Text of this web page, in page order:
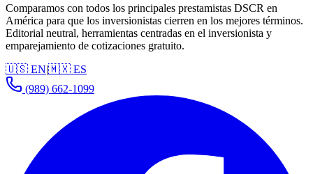
Comparamos con todos los principales prestamistas DSCR en
América para que los inversionistas cierren en los mejores términos.
Editorial neutral, herramientas centradas en el inversionista y
emparejamiento de cotizaciones gratuito.
🇺🇸 EN|🇲🇽 ES
(989) 662-1099